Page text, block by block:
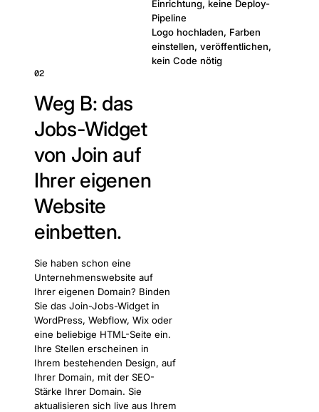
Einrichtung, keine Deploy-
Pipeline
Logo hochladen, Farben
einstellen, veröffentlichen,
kein Code nötig
02
Weg B: das
Jobs-Widget
von Join auf
Ihrer eigenen
Website
einbetten.
Sie haben schon eine
Unternehmenswebsite auf
Ihrer eigenen Domain? Binden
Sie das Join-Jobs-Widget in
WordPress, Webflow, Wix oder
eine beliebige HTML-Seite ein.
Ihre Stellen erscheinen in
Ihrem bestehenden Design, auf
Ihrer Domain, mit der SEO-
Stärke Ihrer Domain. Sie
aktualisieren sich live aus Ihrem